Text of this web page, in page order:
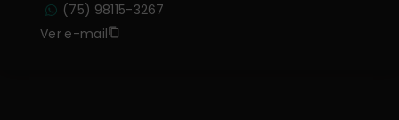
(75) 98115-3267
Ver e-mail